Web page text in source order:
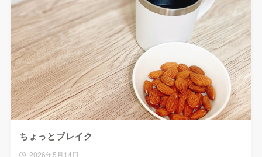
ちょっとブレイク
2026年5月14日